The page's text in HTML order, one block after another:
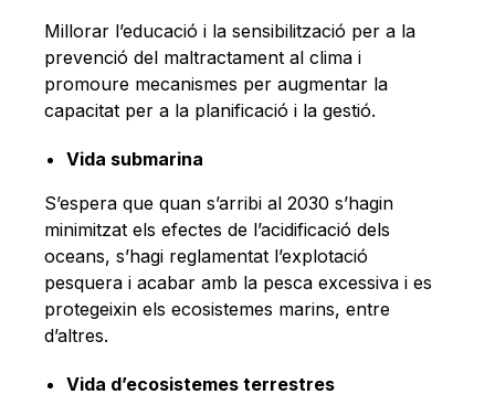
Millorar l’educació i la sensibilització per a la
prevenció del maltractament al clima i
promoure mecanismes per augmentar la
capacitat per a la planificació i la gestió.
Vida submarina
S’espera que quan s’arribi al 2030 s’hagin
minimitzat els efectes de l’acidificació dels
oceans, s’hagi reglamentat l’explotació
pesquera i acabar amb la pesca excessiva i es
protegeixin els ecosistemes marins, entre
d’altres.
Vida d’ecosistemes terrestres